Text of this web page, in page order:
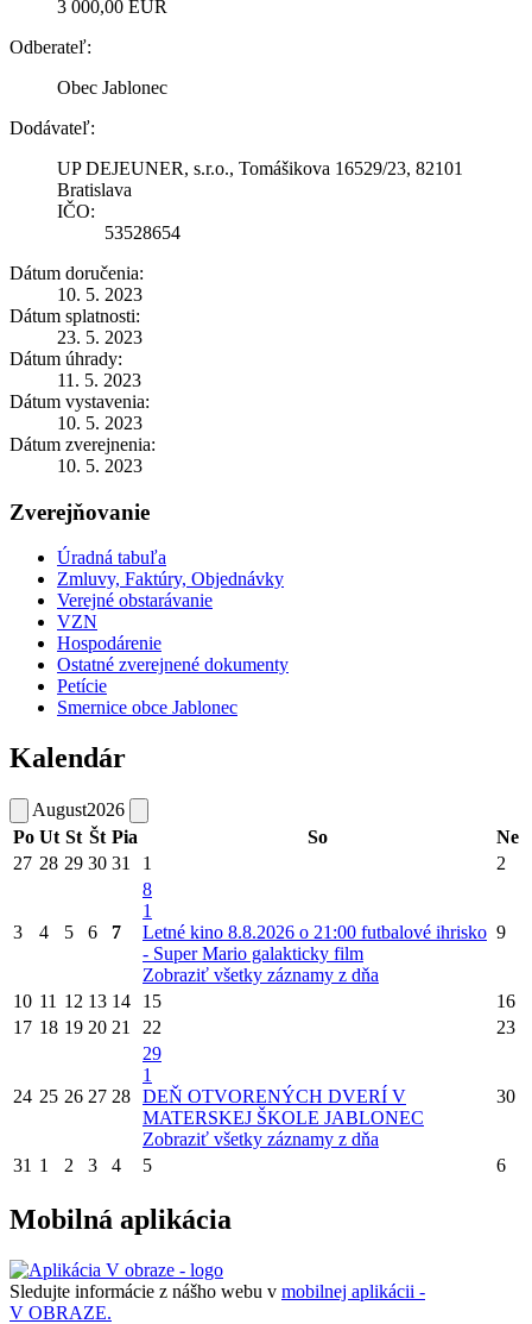
3 000,00 EUR
Odberateľ:
Obec Jablonec
Dodávateľ:
UP DEJEUNER, s.r.o., Tomášikova 16529/23, 82101
Bratislava
IČO:
53528654
Dátum doručenia:
10. 5. 2023
Dátum splatnosti:
23. 5. 2023
Dátum úhrady:
11. 5. 2023
Dátum vystavenia:
10. 5. 2023
Dátum zverejnenia:
10. 5. 2023
Zverejňovanie
Úradná tabuľa
Zmluvy, Faktúry, Objednávky
Verejné obstarávanie
VZN
Hospodárenie
Ostatné zverejnené dokumenty
Petície
Smernice obce Jablonec
Kalendár
August2026
Po Ut St Št Pia So
Ne
27 28 29 30 31 1 2
3 4 5 6 7
8
1
Letné kino 8.8.2026 o 21:00 futbalové ihrisko
- Super Mario galakticky film
Zobraziť všetky záznamy z dňa
9
10 11 12 13 14 15
16
17 18 19 20 21 22 23
24 25 26 27 28
29
1
DEŇ OTVORENÝCH DVERÍ V
MATERSKEJ ŠKOLE JABLONEC
Zobraziť všetky záznamy z dňa
30
31 1 2 3 4 5 6
Mobilná aplikácia
Sledujte informácie z nášho webu v mobilnej aplikácii -
V OBRAZE.